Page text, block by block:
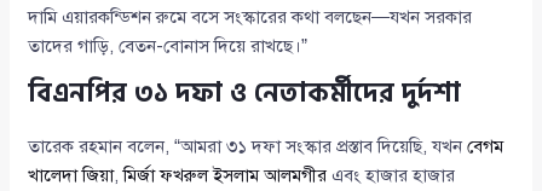
দামি এয়ারকন্ডিশন রুমে বসে সংস্কারের কথা বলছেন—যখন সরকার
তাদের গাড়ি, বেতন-বোনাস দিয়ে রাখছে।”
বিএনপির ৩১ দফা ও নেতাকর্মীদের দুর্দশা
তারেক রহমান বলেন, “আমরা ৩১ দফা সংস্কার প্রস্তাব দিয়েছি, যখনবেগম
খালেদা জিয়া,মির্জা ফখরুল ইসলাম আলমগীর এবং হাজার হাজার